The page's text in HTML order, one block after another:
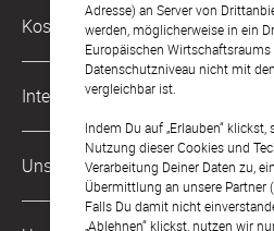
Adresse) an Server von
werden, möglicherweise in ein
Europäischen Wirtschaftsraums
Datenschutzniveau nicht mit
vergleichbar ist.
Indem Du auf „Erlauben“
Nutzung dieser Cookies und
Verarbeitung Deiner Daten zu,
Übermittlung an unsere Partner
Falls Du damit nicht
„Ablehnen“ klickst, nutzen wir
kontakt@sendmoments.de
Philosophie
Karriere
Impressum
AGB & Widerrufsrecht
Zahlung & Versand
Datenschutz
Kostenlose Services
Musterkarten
Digitale Fotoalben
Digitale Gästelisten
FAQ & Hilfe
International
Österreich
Schweiz
Unsere Zahlungsarten